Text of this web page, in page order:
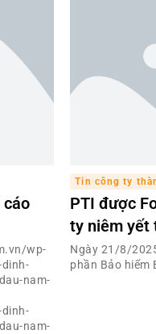
cáo
wp-
nam-
nam-
Tin công ty
PTI được
ty niêm yết
Ngày 21/8/
phần Bảo hiểm